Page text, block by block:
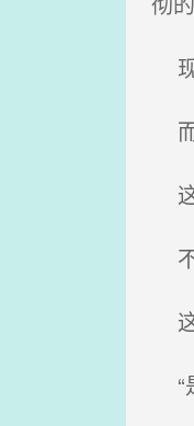
现
这
不
“